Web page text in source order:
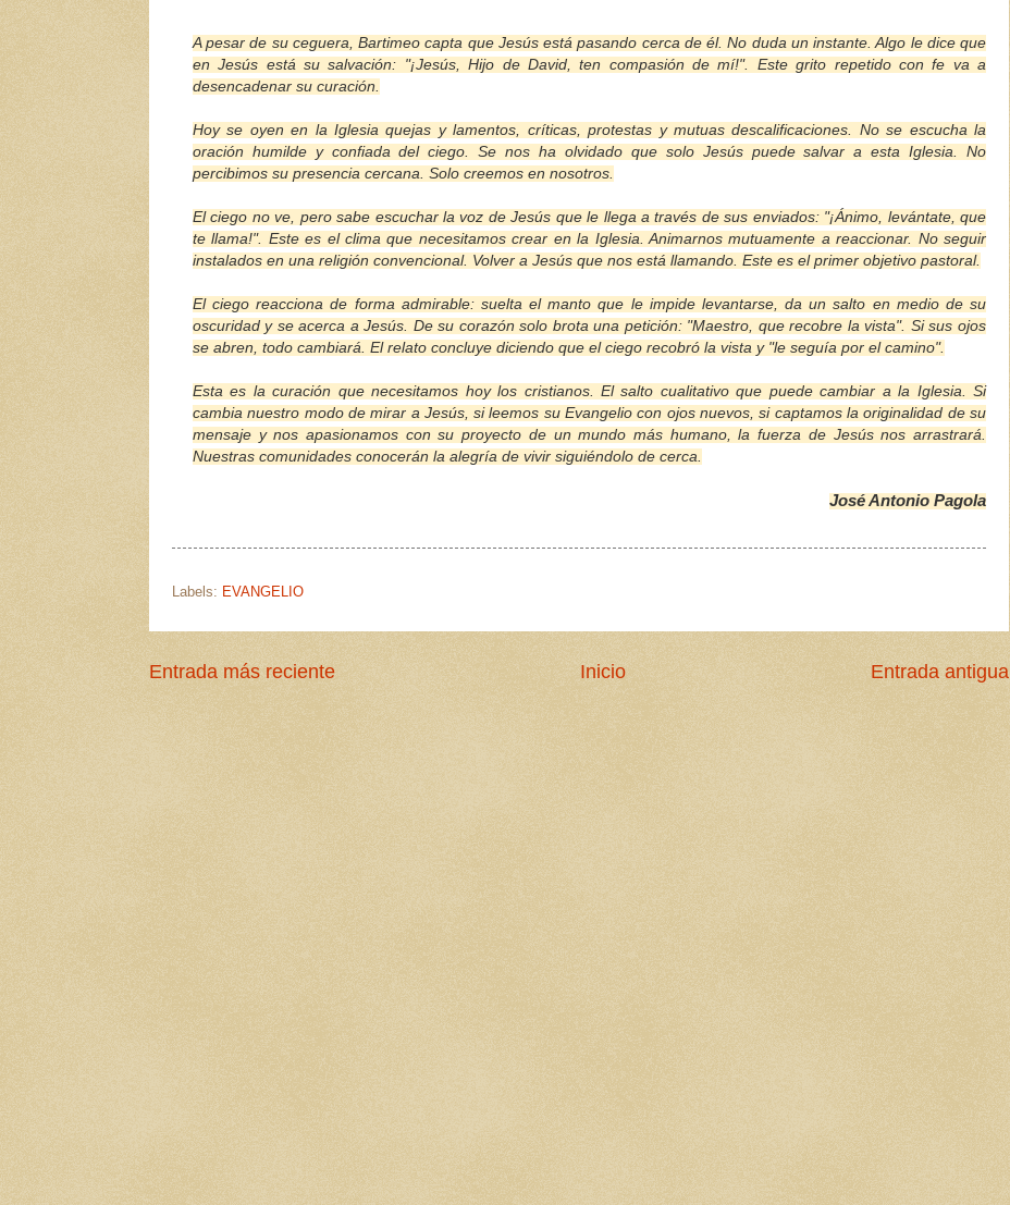
A pesar de su ceguera, Bartimeo capta que Jesús está pasando cerca de él. No duda un instante. Algo le dice que
en Jesús está su salvación: "¡Jesús, Hijo de David, ten compasión de mí!". Este grito repetido con fe va a
desencadenar su curación.
Hoy se oyen en la Iglesia quejas y lamentos, críticas, protestas y mutuas descalificaciones. No se escucha la
oración humilde y confiada del ciego. Se nos ha olvidado que solo Jesús puede salvar a esta Iglesia. No
percibimos su presencia cercana. Solo creemos en nosotros.
El ciego no ve, pero sabe escuchar la voz de Jesús que le llega a través de sus enviados: "¡Ánimo, levántate, que
te llama!". Este es el clima que necesitamos crear en la Iglesia. Animarnos mutuamente a reaccionar. No seguir
instalados en una religión convencional. Volver a Jesús que nos está llamando. Este es el primer objetivo pastoral.
El ciego reacciona de forma admirable: suelta el manto que le impide levantarse, da un salto en medio de su
oscuridad y se acerca a Jesús. De su corazón solo brota una petición: "Maestro, que recobre la vista". Si sus ojos
se abren, todo cambiará. El relato concluye diciendo que el ciego recobró la vista y "le seguía por el camino".
Esta es la curación que necesitamos hoy los cristianos. El salto cualitativo que puede cambiar a la Iglesia. Si
cambia nuestro modo de mirar a Jesús, si leemos su Evangelio con ojos nuevos, si captamos la originalidad de su
mensaje y nos apasionamos con su proyecto de un mundo más humano, la fuerza de Jesús nos arrastrará.
Nuestras comunidades conocerán la alegría de vivir siguiéndolo de cerca.
José Antonio Pagola
Labels: EVANGELIO
Entrada más reciente Entrada antigua
Inicio